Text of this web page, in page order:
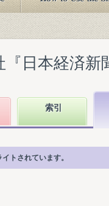
日本経済新
索引
トされています。